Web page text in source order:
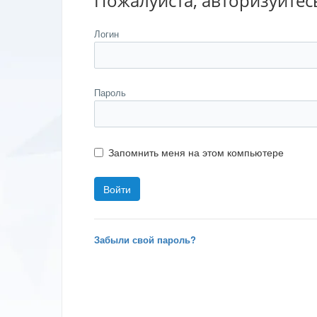
Логин
Пароль
Запомнить меня на этом компьютере
Забыли свой пароль?